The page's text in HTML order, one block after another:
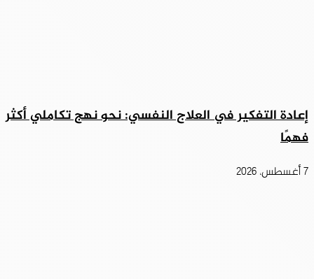
إعادة التفكير في العلاج النفسي: نحو نهج تكاملي أكثر
فهمًا
7 أغسطس، 2026